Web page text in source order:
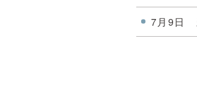
7月9日